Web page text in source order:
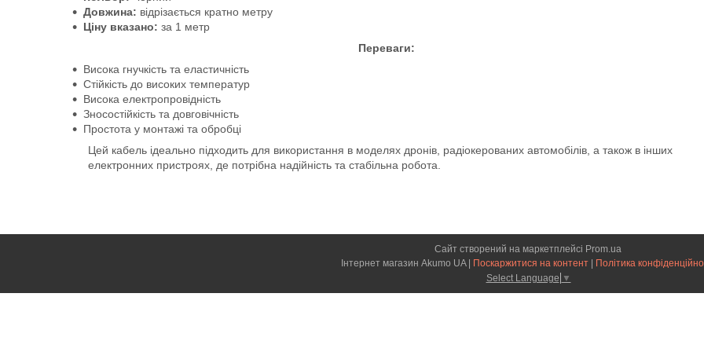
Довжина: відрізається кратно метру
Ціну вказано: за 1 метр
Переваги:
Висока гнучкість та еластичність
Стійкість до високих температур
Висока електропровідність
Зносостійкість та довговічність
Простота у монтажі та обробці
Цей кабель ідеально підходить для використання в моделях дронів, радіокерованих автомобілів, а також в інших
електронних пристроях, де потрібна надійність та стабільна робота.
Сайт створений на маркетплейсі Prom.ua
Поскаржитися на контент
Політика
Select Language ▼